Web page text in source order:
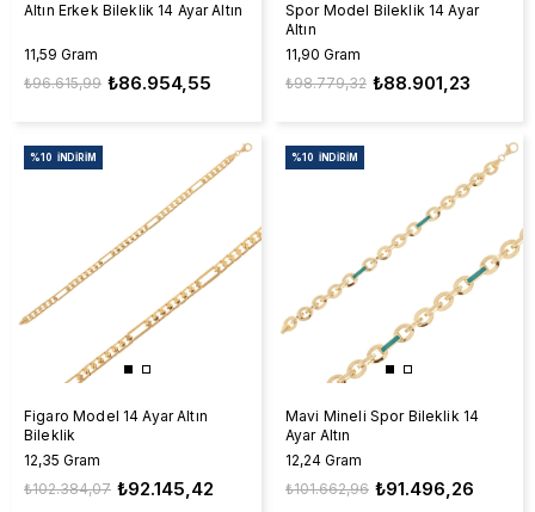
Altın Erkek Bileklik 14 Ayar Altın
11,59 Gram
₺86.954,55
₺96.615,99
Spor Model Bileklik 14 Ayar
Altın
11,90 Gram
₺88.901,23
₺98.779,32
Figaro Model 14 Ayar Altın
Bileklik
12,35 Gram
₺92.145,42
₺102.384,07
%10 İNDIRIM
Mavi Mineli Spor Bileklik 14
Ayar Altın
12,24 Gram
₺91.496,26
₺101.662,96
%10 İNDIRIM